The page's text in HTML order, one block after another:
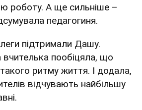
роботу. А ще сильніше –
педагогиня.
підтримали Дашу.
пообіцяла, що
ритму життя. І додала,
відчувають найбільшу